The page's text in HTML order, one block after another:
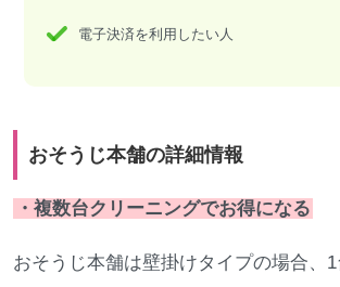
電子決済を利用したい人
おそうじ本舗の詳細情報
・複数台クリーニングでお得になる
おそうじ本舗は壁掛けタイプの場合、1